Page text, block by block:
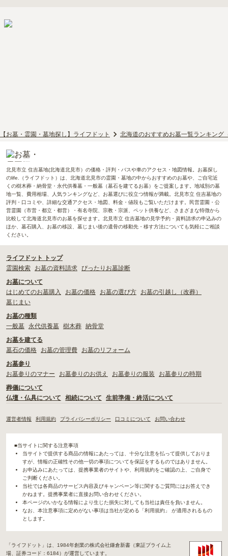
【お墓・霊園・墓地探し】ライフドット 北海道のおすすめお墓一覧ランキング
北見市立 住吉墓地(北海道北見市）の価格・評判・バスや車のアクセス・地図情報。お墓探し
のlife.（ライフドット）は、北海道北見市の霊園・墓地の中からおすすめのお墓や、ご自宅近
くの樹木葬・納骨堂・永代供養墓・一般墓（墓石を建てるお墓）をご提案します。地域別の墓
地一覧、費用相場、人気ランキングなど、お墓選びに役立つ情報が満載。北見市立 住吉墓地の
評判・口コミや、詳細な交通アクセス・地図、料金・値段もご覧いただけます。民営霊園・公
営霊園（市営・都立・都営）・有名寺院、宗教・宗派、ペット供養など、さまざまな特徴から
比較して北海道北見市のお墓を探せます。北見市立 住吉墓地の見学予約・資料請求の申込みの
ほか、墓石購入、お墓の移設、墓じまい後の遺骨の移動先・移す方法についても気軽にご相談
ください。
ライフドット トップ
霊園検索
お墓の資料請求 ぴったりお墓診断
お墓について
はじめてのお墓購入
お墓の価格 お墓の選び方
お墓の引越し（改葬）
墓じまい
お墓の種類
一般墓
永代供養墓 樹木葬 納骨堂
お墓を建てる
墓石の価格
お墓の管理費
お墓のリフォーム
お墓参り
お墓参りのマナー
お墓参りのお供え お墓参りの服装
お墓参りの時期
葬儀について
仏壇・仏具について
相続について 生前準備・終活について
運営者情報 利用規約 プライバシーポリシー 口コミについて お問い合わせ
■当サイトに関する注意事項
当サイトで提供する商品の情報にあたっては、十分な注意を払って提供しておりま
すが、情報の正確性その他一切の事項についてを保証をするものではありません。
お申込みにあたっては、提携事業者のサイトや、利用規約をご確認の上、ご自身で
ご判断ください。
当社では各商品のサービス内容及びキャンペーン等に関するご質問にはお答えでき
かねます。提携事業者に直接お問い合わせください。
本ページのいかなる情報により生じた損失に対しても当社は責任を負いません。
なお、本注意事項に定めがない事項は当社が定める「利用規約」 が適用されるもの
とします。
「ライフドット」は、1984年創業の株式会社鎌倉新書（東証プライム上
場、証券コード：6184）が運営しています。